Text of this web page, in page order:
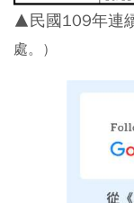
▲民國109年連
處。）